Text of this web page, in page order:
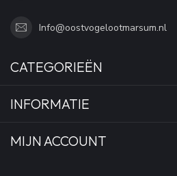
Info@oostvogelootmarsum.nl
CATEGORIEËN
INFORMATIE
MIJN ACCOUNT